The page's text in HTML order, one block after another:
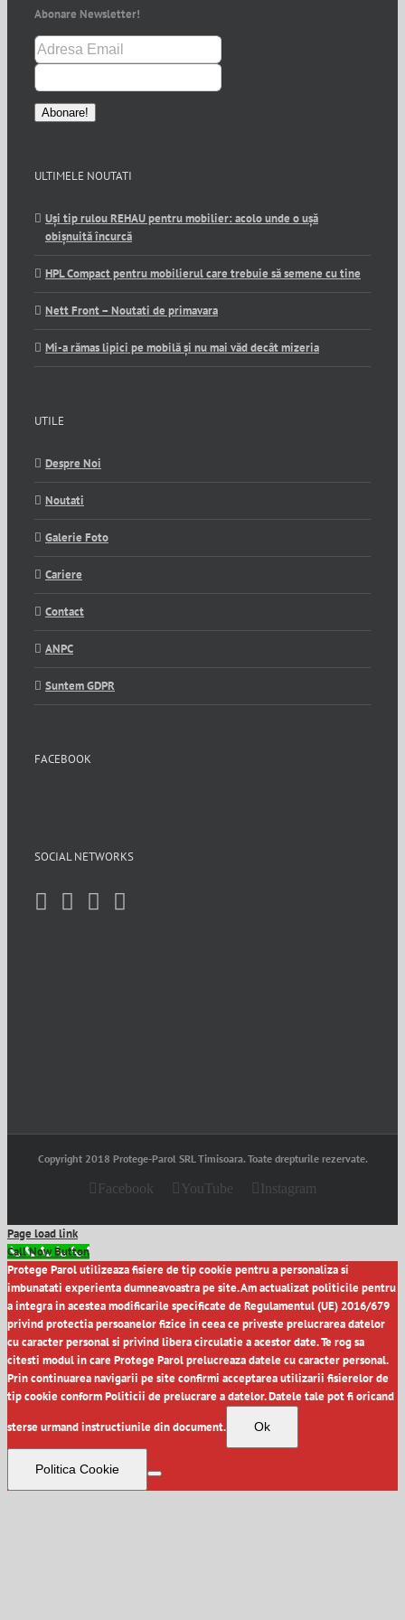
Abonare Newsletter!
ULTIMELE NOUTATI
Uși tip rulou REHAU pentru mobilier: acolo unde o ușă
obișnuită încurcă
HPL Compact pentru mobilierul care trebuie să semene cu tine
Nett Front – Noutati de primavara
Mi-a rămas lipici pe mobilă și nu mai văd decât mizeria
UTILE
Despre Noi
Noutati
Galerie Foto
Cariere
Contact
ANPC
Suntem GDPR
FACEBOOK
SOCIAL NETWORKS
Copyright 2018 Protege-Parol SRL Timisoara. Toate drepturile rezervate.
Facebook YouTube Instagram
Page load link
Call Now Button
Protege Parol utilizeaza fisiere de tip cookie pentru a personaliza si
imbunatati experienta dumneavoastra pe site. Am actualizat politicile pentru
a integra in acestea modificarile specificate de Regulamentul (UE) 2016/679
privind protectia persoanelor fizice in ceea ce priveste prelucrarea datelor
cu caracter personal si privind libera circulatie a acestor date. Te rog sa
citesti modul in care Protege Parol prelucreaza datele cu caracter personal.
Prin continuarea navigarii pe site confirmi acceptarea utilizarii fisierelor de
tip cookie conform Politicii de prelucrare a datelor. Datele tale pot fi oricand
sterse urmand instructiunile din document.
Ok
Politica Cookie